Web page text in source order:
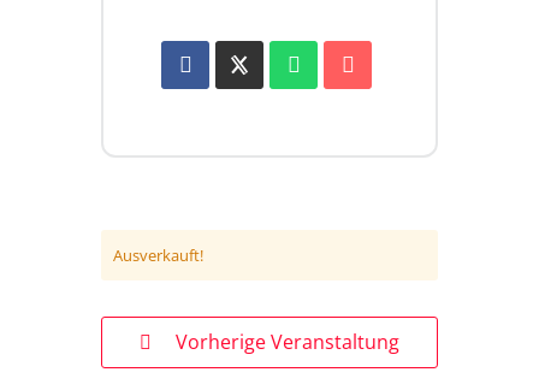
Ausverkauft!
Vorherige Veranstaltung